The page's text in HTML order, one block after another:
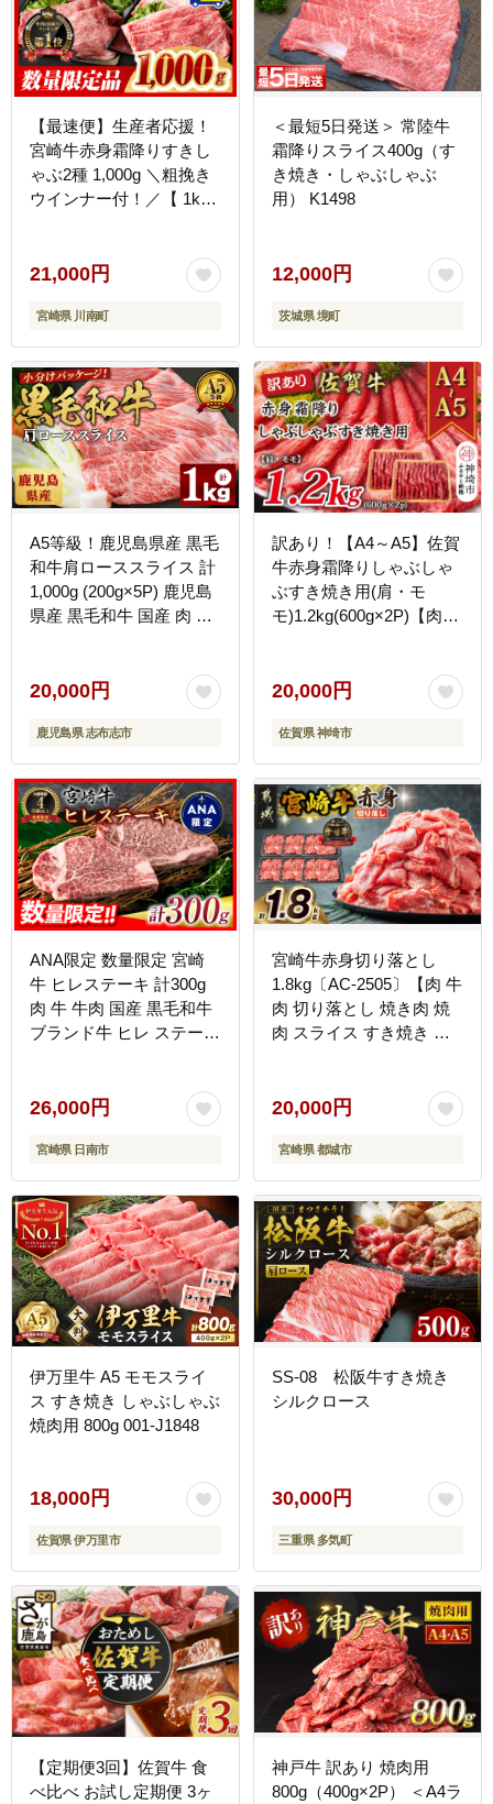
【最速便】生産者応援！
宮崎牛赤身霜降りすきし
ゃぶ2種 1,000g ＼粗挽き
ウインナー付！／【 1kg
】 [B00611-ss]
21,000円
宮崎県 川南町
＜最短5日発送＞ 常陸牛
霜降りスライス400g（す
き焼き・しゃぶしゃぶ
用） K1498
12,000円
茨城県 境町
A5等級！鹿児島県産 黒毛
和牛肩ローススライス 計
1,000g (200g×5P) 鹿児島
県産 黒毛和牛 国産 肉 牛
b0-163-A
20,000円
鹿児島県 志布志市
訳あり！【A4～A5】佐賀
牛赤身霜降りしゃぶしゃ
ぶすき焼き用(肩・モ
モ)1.2kg(600g×2P)【肉
20,000円
佐賀県 神埼市
ANA限定 数量限定 宮崎
牛 ヒレステーキ 計300g
肉 牛 牛肉 国産 黒毛和牛
ブランド牛 ヒレ ステーキ
26,000円
宮崎県 日南市
宮崎牛赤身切り落とし
1.8kg〔AC-2505〕【肉 牛
肉 切り落とし 焼き肉 焼
肉 スライス すき焼き し
20,000円
宮崎県 都城市
伊万里牛 A5 モモスライ
ス すき焼き しゃぶしゃぶ
焼肉用 800g 001-J1848
18,000円
佐賀県 伊万里市
SS-08 松阪牛すき焼き
シルクロース
30,000円
三重県 多気町
【定期便3回】佐賀牛 食
べ比べ お試し定期便 3ヶ
神戸牛 訳あり 焼肉用
800g（400g×2P） ＜A4ラ